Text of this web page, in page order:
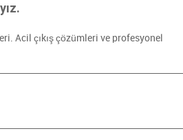
Acil çıkış çözümleri ve profesyonel